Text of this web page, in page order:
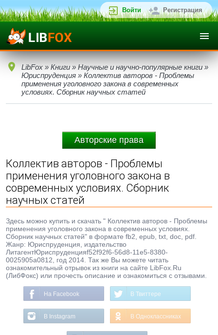
Войти Регистрация
LibFox » Книги » Научные и научно-популярные книги »
Юриспруденция » Коллектив авторов - Проблемы
применения уголовного закона в современных
условиях. Сборник научных статей
Авторские права
Коллектив авторов - Проблемы
применения уголовного закона в
современных условиях. Сборник
научных статей
Здесь можно купить и скачать " Коллектив авторов - Проблемы
применения уголовного закона в современных условиях.
Сборник научных статей" в формате fb2, epub, txt, doc, pdf.
Жанр: Юриспруденция, издательство
ЛитагентЮриспруденцияf52f92f6-56d8-11e5-8380-
0025905a0812, год 2014. Так же Вы можете читать
ознакомительный отрывок из книги на сайте LibFox.Ru
(ЛибФокс) или прочесть описание и ознакомиться с отзывами.
На Facebook В Твиттере
В Instagram В Одноклассниках